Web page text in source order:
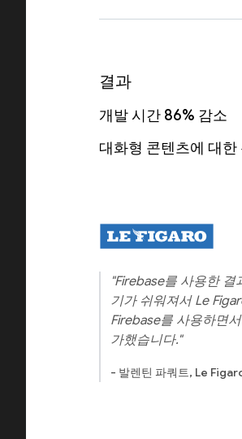
결과
개발 시간 86% 감소
대화형 콘텐츠에 대
"Firebase를 사용한
기가 쉬워져서 Le
Firebase를 사용하면
가했습니다."
- 발렌틴 파쿼트, Le